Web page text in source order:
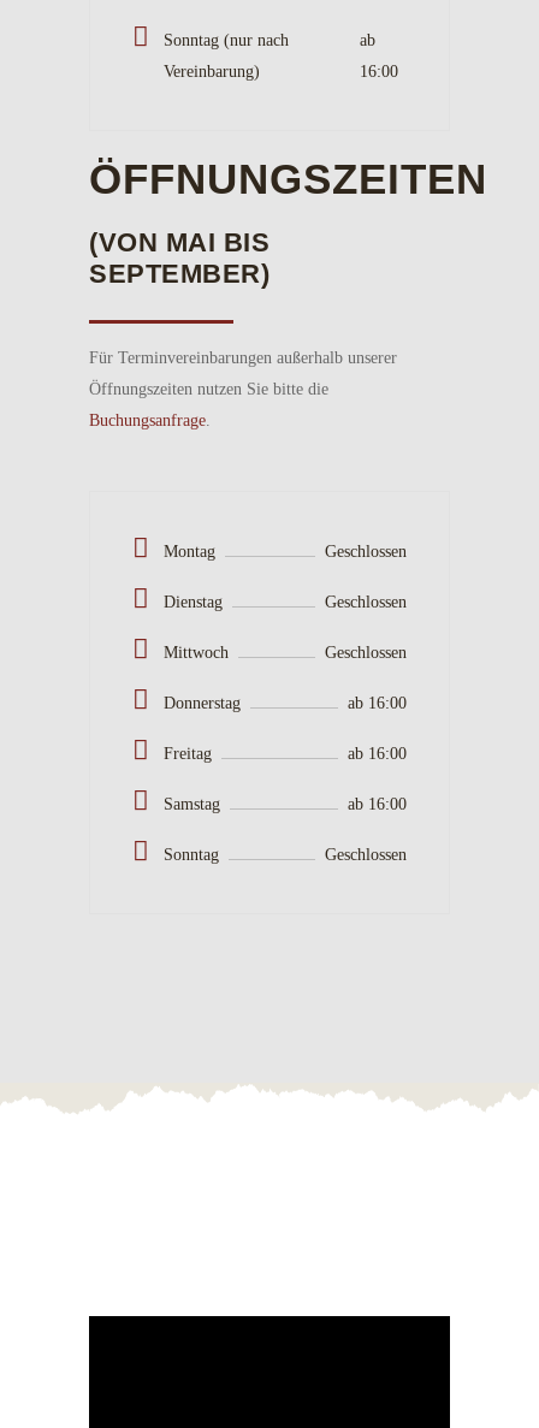
Sonntag (nur nach
Vereinbarung)
ab
16:00
ÖFFNUNGSZEITEN
(VON MAI BIS
SEPTEMBER)
Für Terminvereinbarungen außerhalb unserer
Öffnungszeiten nutzen Sie bitte die
Buchungsanfrage.
Montag Geschlossen
Dienstag Geschlossen
Mittwoch Geschlossen
Donnerstag ab 16:00
Freitag ab 16:00
Samstag ab 16:00
Sonntag Geschlossen